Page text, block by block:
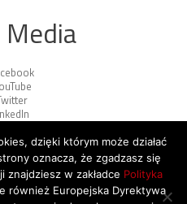
Media
SiegStar. All rights
dzięki którym może działać
oznacza, że zgadzasz się
znajdziesz w zakładce Polityka
również Europejska Dyrektywa